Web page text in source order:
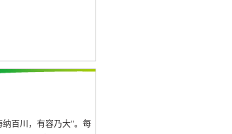
百川，有容乃大"。每